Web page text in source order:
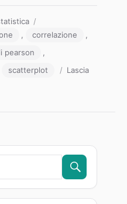
, correlazione
,
pearson
,
scatterplot
Lascia
CERCA